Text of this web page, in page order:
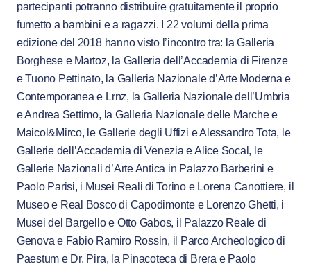
partecipanti potranno distribuire gratuitamente il proprio
fumetto a bambini e a ragazzi. I 22 volumi della prima
edizione del 2018 hanno visto l’incontro tra: la Galleria
Borghese e Martoz, la Galleria dell’Accademia di Firenze
e Tuono Pettinato, la Galleria Nazionale d’Arte Moderna e
Contemporanea e Lrnz, la Galleria Nazionale dell’Umbria
e Andrea Settimo, la Galleria Nazionale delle Marche e
Maicol&Mirco, le Gallerie degli Uffizi e Alessandro Tota, le
Gallerie dell’Accademia di Venezia e Alice Socal, le
Gallerie Nazionali d’Arte Antica in Palazzo Barberini e
Paolo Parisi, i Musei Reali di Torino e Lorena Canottiere, il
Museo e Real Bosco di Capodimonte e Lorenzo Ghetti, i
Musei del Bargello e Otto Gabos, il Palazzo Reale di
Genova e Fabio Ramiro Rossin, il Parco Archeologico di
Paestum e Dr. Pira, la Pinacoteca di Brera e Paolo